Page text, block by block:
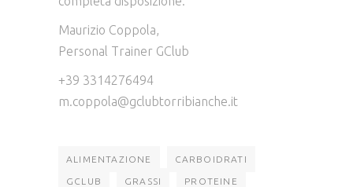
Maurizio Coppola,
Personal Trainer GClub
+39 3314276494
m.coppola@gclubtorribianche.it
ALIMENTAZIONE CARBOIDRATI
GCLUB GRASSI PROTEINE